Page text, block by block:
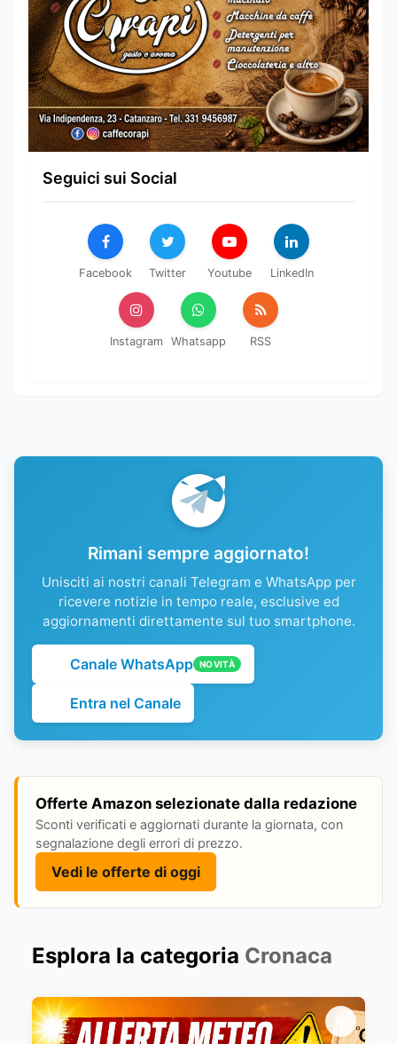
Seguici sui Social
Facebook Twitter Youtube LinkedIn
Instagram Whatsapp RSS
Rimani sempre aggiornato!
Unisciti ai nostri canali Telegram e WhatsApp per
ricevere notizie in tempo reale, esclusive ed
aggiornamenti direttamente sul tuo smartphone.
Canale WhatsApp NOVITÀ
Entra nel Canale
Offerte Amazon selezionate dalla redazione
Sconti verificati e aggiornati durante la giornata, con
segnalazione degli errori di prezzo.
Vedi le offerte di oggi
Esplora la categoria Cronaca